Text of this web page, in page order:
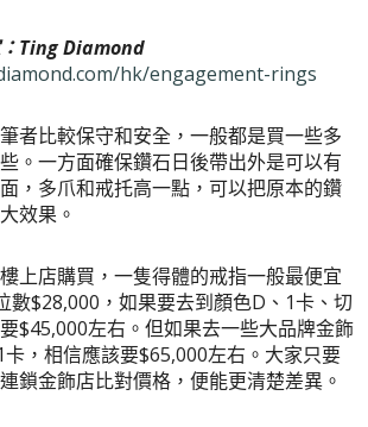
Ting Diamond
hk/engagement-rings
者比較保守和安全，一般都是買一些多
。一方面確保鑽石日後帶出外是可以有
，多爪和戒托高一點，可以把原本的鑽
效果。
上店購買，一隻得體的戒指一般最便宜
數$28,000，如果要去到顏色D、1卡、切
$45,000左右。但如果去一些大品牌金飾
，相信應該要$65,000左右。 大家只要
鎖金飾店比對價格，便能更清楚差異 。